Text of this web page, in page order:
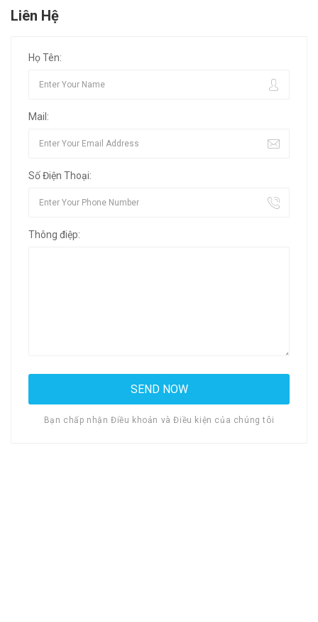
Liên Hệ
Họ Tên:
Mail:
Số Điện Thoại:
Thông điệp:
Bạn chấp nhận Điều khoản và Điều kiện của chúng tôi